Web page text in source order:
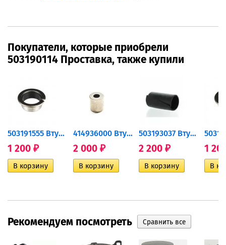
Покупатели, которые приобрели
503190114 Проставка, также купили
503191555 Втулка подвески...
1 200 ₽
414936000 Втулка 414866500
2 000 ₽
503193037 Втулка 503191422
2 200 ₽ 1
Рекомендуем посмотреть